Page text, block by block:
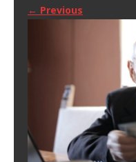
← Previous